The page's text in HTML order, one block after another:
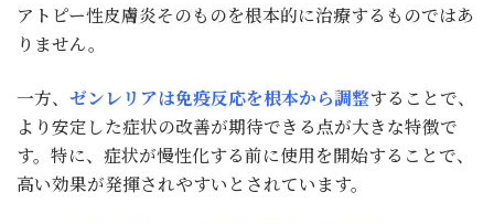
アトピー性皮膚炎そのものを根本的に治療するものではあ
りません。
一方、 ゼンレリアは免疫反応を根本から調整することで、
より安定した症状の改善が期待できる点が大きな特徴で
す。特に、症状が慢性化する前に使用を開始することで、
高い効果が発揮されやすいとされています。